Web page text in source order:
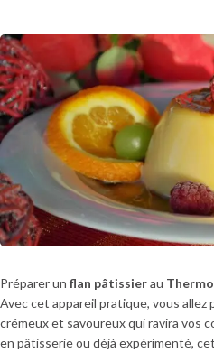
Préparer un flan pâtissierau
Avec cet appareil pratique, vous
crémeux et savoureux qui ravira vos
en pâtisserie ou déjà expérimenté,